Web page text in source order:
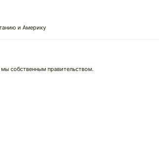
и Америку
собственным правительством.